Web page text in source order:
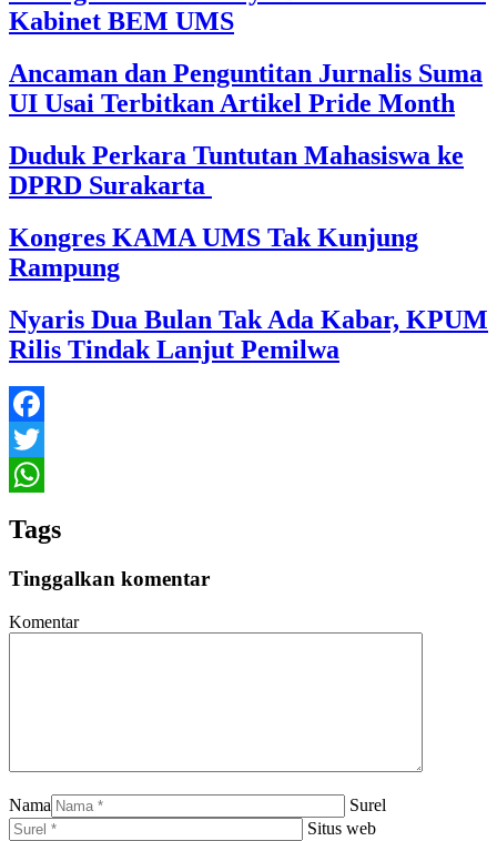
Kabinet BEM UMS
Ancaman dan Penguntitan Jurnalis Suma
UI Usai Terbitkan Artikel Pride Month
Duduk Perkara Tuntutan Mahasiswa ke
DPRD Surakarta
Kongres KAMA UMS Tak Kunjung
Rampung
Nyaris Dua Bulan Tak Ada Kabar, KPUM
Rilis Tindak Lanjut Pemilwa
Facebook
Twitter
Tags
Tinggalkan komentar
Komentar
Nama
Surel
Situs web